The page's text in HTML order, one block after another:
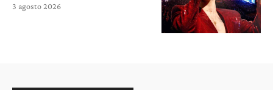
3 agosto 2026